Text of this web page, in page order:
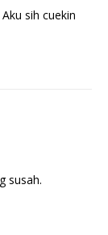
sih cuekin
susah.